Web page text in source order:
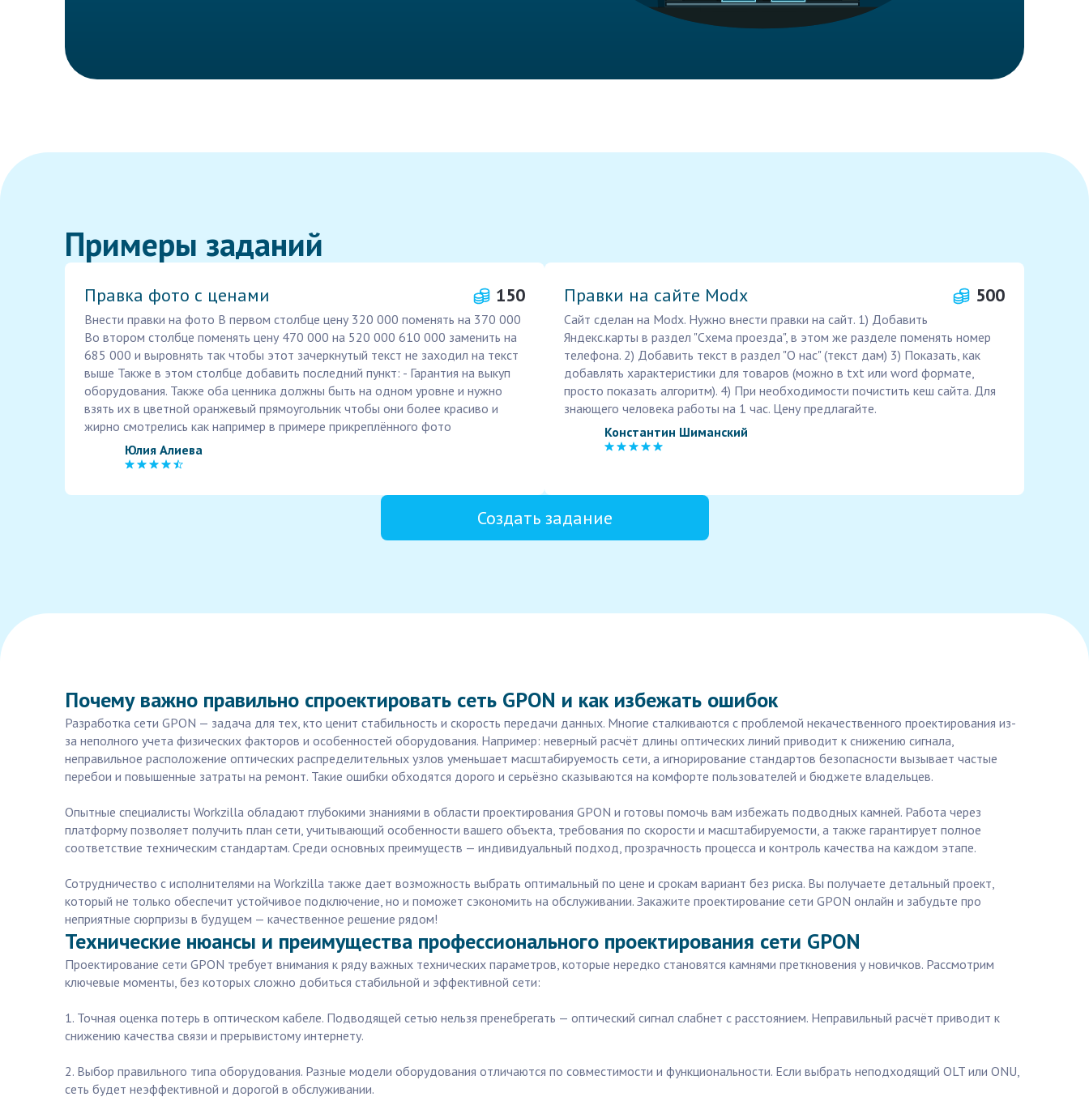
Примеры заданий
Правка фото с ценами 150
Внести правки на фото В первом столбце цену 320 000 поменять на 370 000
Во втором столбце поменять цену 470 000 на 520 000 610 000 заменить на
685 000 и выровнять так чтобы этот зачеркнутый текст не заходил на текст
выше Также в этом столбце добавить последний пункт: - Гарантия на выкуп
оборудования. Также оба ценника должны быть на одном уровне и нужно
взять их в цветной оранжевый прямоугольник чтобы они более красиво и
жирно смотрелись как например в примере прикреплённого фото
Юлия Алиева
Правки на сайте Modx 500
Сайт сделан на Modx. Нужно внести правки на сайт. 1) Добавить
Яндекс.карты в раздел "Схема проезда", в этом же разделе поменять номер
телефона. 2) Добавить текст в раздел "О нас" (текст дам) 3) Показать, как
добавлять характеристики для товаров (можно в txt или word формате,
просто показать алгоритм). 4) При необходимости почистить кеш сайта. Для
знающего человека работы на 1 час. Цену предлагайте.
Константин Шиманский
Создать задание
Почему важно правильно спроектировать сеть GPON и как избежать ошибок
Разработка сети GPON — задача для тех, кто ценит стабильность и скорость передачи данных. Многие сталкиваются с проблемой некачественного проектирования из-
за неполного учета физических факторов и особенностей оборудования. Например: неверный расчёт длины оптических линий приводит к снижению сигнала,
неправильное расположение оптических распределительных узлов уменьшает масштабируемость сети, а игнорирование стандартов безопасности вызывает частые
перебои и повышенные затраты на ремонт. Такие ошибки обходятся дорого и серьёзно сказываются на комфорте пользователей и бюджете владельцев.
Опытные специалисты Workzilla обладают глубокими знаниями в области проектирования GPON и готовы помочь вам избежать подводных камней. Работа через
платформу позволяет получить план сети, учитывающий особенности вашего объекта, требования по скорости и масштабируемости, а также гарантирует полное
соответствие техническим стандартам. Среди основных преимуществ — индивидуальный подход, прозрачность процесса и контроль качества на каждом этапе.
Сотрудничество с исполнителями на Workzilla также дает возможность выбрать оптимальный по цене и срокам вариант без риска. Вы получаете детальный проект,
который не только обеспечит устойчивое подключение, но и поможет сэкономить на обслуживании. Закажите проектирование сети GPON онлайн и забудьте про
неприятные сюрпризы в будущем — качественное решение рядом!
Технические нюансы и преимущества профессионального проектирования сети GPON
Проектирование сети GPON требует внимания к ряду важных технических параметров, которые нередко становятся камнями преткновения у новичков. Рассмотрим
ключевые моменты, без которых сложно добиться стабильной и эффективной сети:
1. Точная оценка потерь в оптическом кабеле. Подводящей сетью нельзя пренебрегать — оптический сигнал слабнет с расстоянием. Неправильный расчёт приводит к
снижению качества связи и прерывистому интернету.
2. Выбор правильного типа оборудования. Разные модели оборудования отличаются по совместимости и функциональности. Если выбрать неподходящий OLT или ONU,
сеть будет неэффективной и дорогой в обслуживании.